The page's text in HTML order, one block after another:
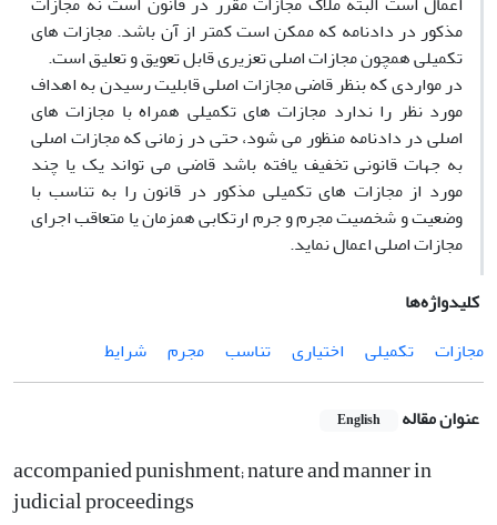
مذکور در دادنامه که ممکن است کمتر از آن باشد. مجازات های
تکمیلی همچون مجازات اصلی تعزیری قابل تعویق و تعلیق است.
در مواردی که بنظر قاضی مجازات اصلی قابلیت رسیدن به اهداف
مورد نظر را ندارد مجازات های تکمیلی همراه با مجازات های
اصلی در دادنامه منظور می شود، حتی در زمانی که مجازات اصلی
به جهات قانونی تخفیف یافته باشد قاضی می تواند یک یا چند
مورد از مجازات های تکمیلی مذکور در قانون را به تناسب با
وضعیت و شخصیت مجرم و جرم ارتکابی همزمان یا متعاقب اجرای
مجازات اصلی اعمال نماید.
کلیدواژه‌ها
مجازات
تکمیلی اختیاری تناسب مجرم شرایط
عنوان مقاله English
accompanied punishment; nature and manner in
judicial proceedings